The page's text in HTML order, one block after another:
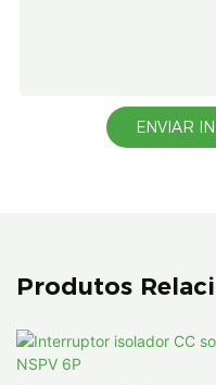
ENVIAR
Produtos